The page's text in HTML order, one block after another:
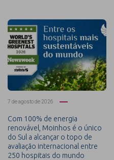
7 de agosto de 2026
Com 100% de energia
renovável, Moinhos é o único
do Sul a alcançar o topo de
avaliação internacional entre
250 hospitais do mundo